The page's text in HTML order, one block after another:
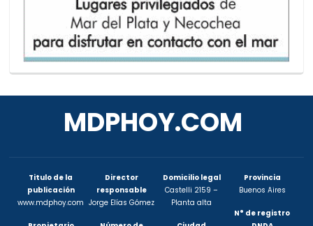
MDPHOY.COM
Titulo de la
publicación
www.mdphoy.com
Director
responsable
Jorge Elías Gómez
Domicilio legal
Castelli 2159 –
Planta alta
Provincia
Buenos Aires
N° de registro